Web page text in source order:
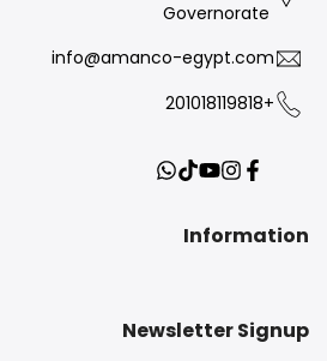
Governorate
info@amanco-egypt.com
+201018119818
Facebook
Instagram
YouTube
TikTok
Translation
Information
بحث
Newsletter Signup